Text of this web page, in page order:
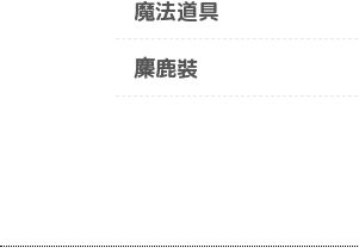
魔法道具
麋鹿裝